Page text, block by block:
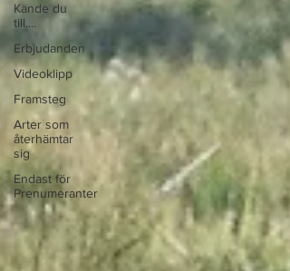
Kände du
till....
Erbjudanden
Videoklipp
Framsteg
Arter som
återhämtar
sig
Endast för
Prenumeranter